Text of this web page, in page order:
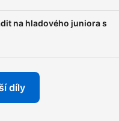
na hladového juniora s
díly